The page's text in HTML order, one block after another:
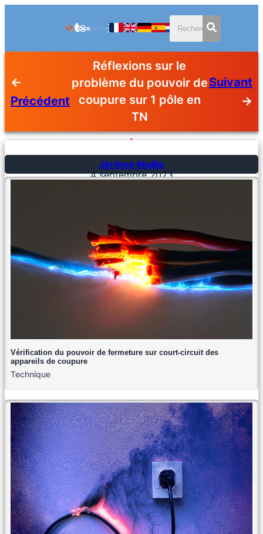
←
Précédent
Réflexions sur le
problème du pouvoir de
coupure sur 1 pôle en
TN
Suivant
→
Jérôme Mullie
4 septembre 2023
Vérification du pouvoir de fermeture sur court-circuit des
appareils de coupure
Technique